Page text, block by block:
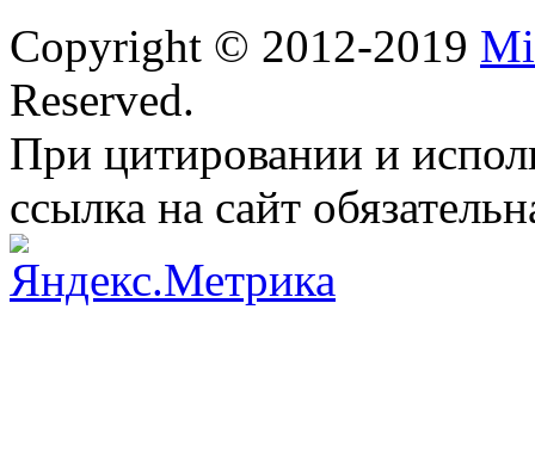
Copyright © 2012-2019
Reserved.
При цитировании и
ссылка на сайт